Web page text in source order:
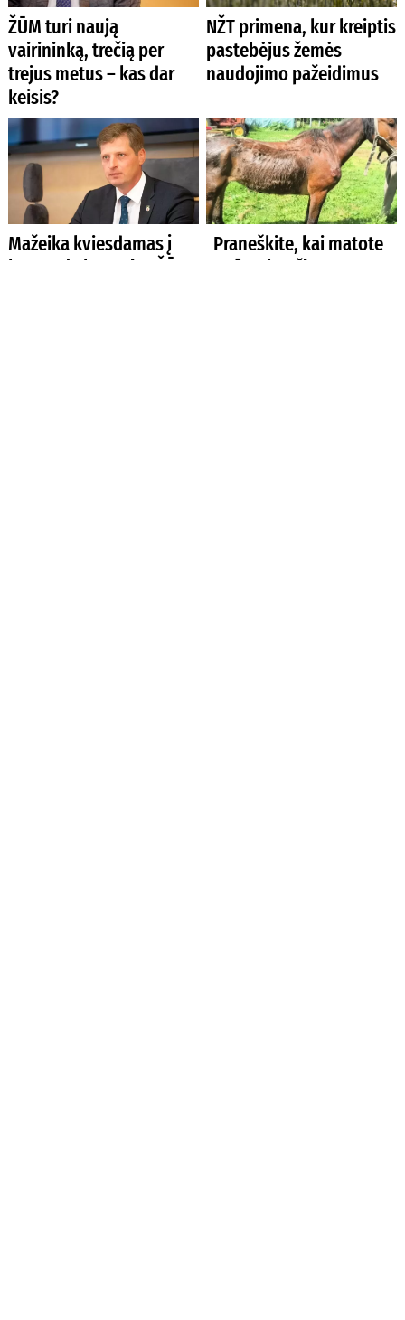
ŽŪM turi naują
vairininką, trečią per
trejus metus – kas dar
keisis?
NŽT primena, kur kreiptis
pastebėjus žemės
naudojimo pažeidimus
Mažeika kviesdamas į
komandą buvusius ŽŪM
Praneškite, kai matote
gyvūno kančią